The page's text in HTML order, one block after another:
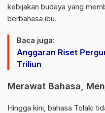
kebijakan budaya yang
berbahasa ibu.
Baca juga:
Anggaran Riset
Triliun
Merawat Bahasa,
Hingga kini, bahasa Tolaki